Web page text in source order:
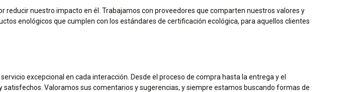
nuestro impacto en él. Trabajamos con proveedores que comparten nuestros valores y
enológicos que cumplen con los estándares de certificación ecológica, para aquellos clientes
excepcional en cada interacción. Desde el proceso de compra hasta la entrega y el
Valoramos sus comentarios y sugerencias, y siempre estamos buscando formas de